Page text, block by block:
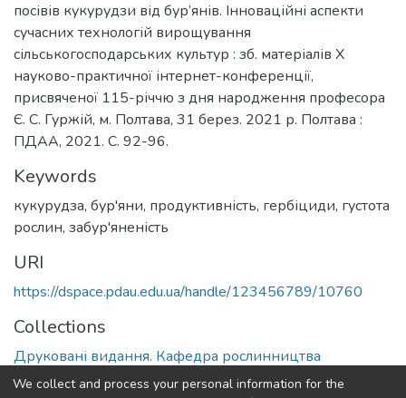
посівів кукурудзи від бур’янів. Інноваційні аспекти
сучасних технологій вирощування
сільськогосподарських культур : зб. матеріалів Х
науково-практичної інтернет-конференції,
присвяченої 115-річчю з дня народження професора
Є. С. Гуржій, м. Полтава, 31 берез. 2021 р. Полтава :
ПДАА, 2021. С. 92-96.
Keywords
кукурудза, бур'яни, продуктивність, гербіциди, густота
рослин, забур'яненість
URI
https://dspace.pdau.edu.ua/handle/123456789/10760
Collections
Друковані видання. Кафедра рослинництва
We collect and process your personal information for the